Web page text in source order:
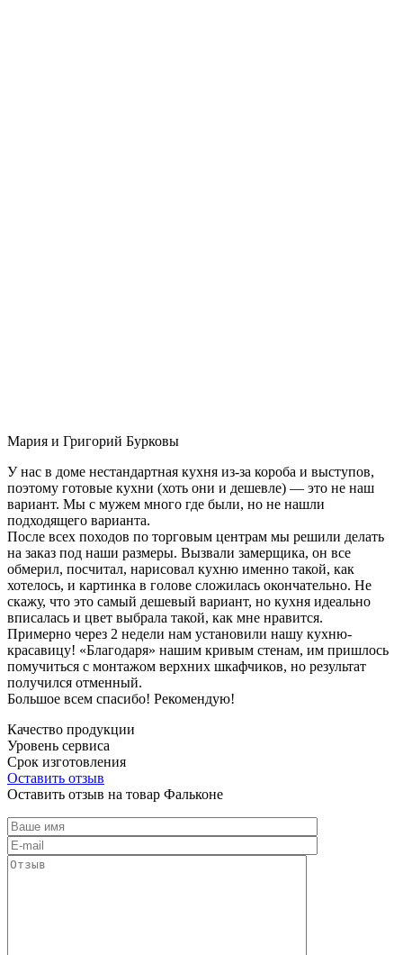
Мария и Григорий Бурковы
У нас в доме нестандартная кухня из-за короба и выступов,
поэтому готовые кухни (хоть они и дешевле) — это не наш
вариант. Мы с мужем много где были, но не нашли
подходящего варианта.
После всех походов по торговым центрам мы решили делать
на заказ под наши размеры. Вызвали замерщика, он все
обмерил, посчитал, нарисовал кухню именно такой, как
хотелось, и картинка в голове сложилась окончательно. Не
скажу, что это самый дешевый вариант, но кухня идеально
вписалась и цвет выбрала такой, как мне нравится.
Примерно через 2 недели нам установили нашу кухню-
красавицу! «Благодаря» нашим кривым стенам, им пришлось
помучиться с монтажом верхних шкафчиков, но результат
получился отменный.
Большое всем спасибо! Рекомендую!
Качество продукции
Уровень сервиса
Срок изготовления
Оставить отзыв
Оставить отзыв на товар Фальконе